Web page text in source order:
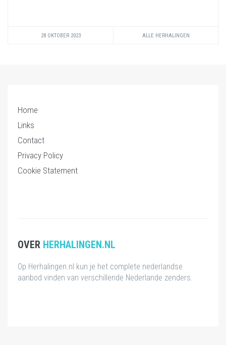
28 OKTOBER 2023 ALLE HERHALINGEN
Home
Links
Contact
Privacy Policy
Cookie Statement
OVER HERHALINGEN.NL
Op Herhalingen.nl kun je het complete nederlandse
aanbod vinden van verschillende Nederlande zenders.